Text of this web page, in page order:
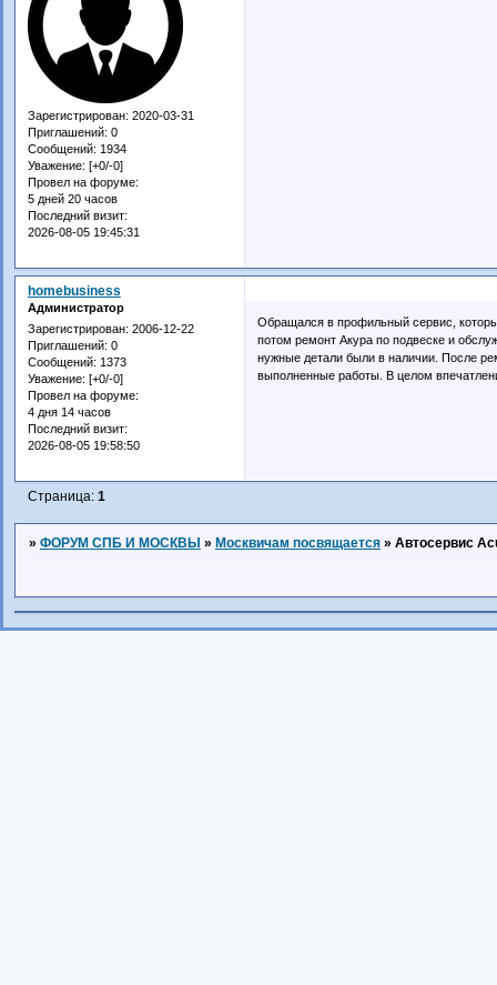
Зарегистрирован: 2020-03-31
Приглашений: 0
Сообщений: 1934
Уважение: [+0/-0]
Провел на форуме:
5 дней 20 часов
Последний визит:
2026-08-05 19:45:31
homebusiness
Администратор
Зарегистрирован: 2006-12-22
Приглашений: 0
Сообщений: 1373
Уважение: [+0/-0]
Провел на форуме:
4 дня 14 часов
Последний визит:
2026-08-05 19:58:50
Обращался в профильный сервис,
потом ремонт Акура по подвеске и
нужные детали были в наличии. После
выполненные работы. В целом
Страница: 1
» ФОРУМ СПБ И МОСКВЫ » Москвичам посвящается » Автосервис